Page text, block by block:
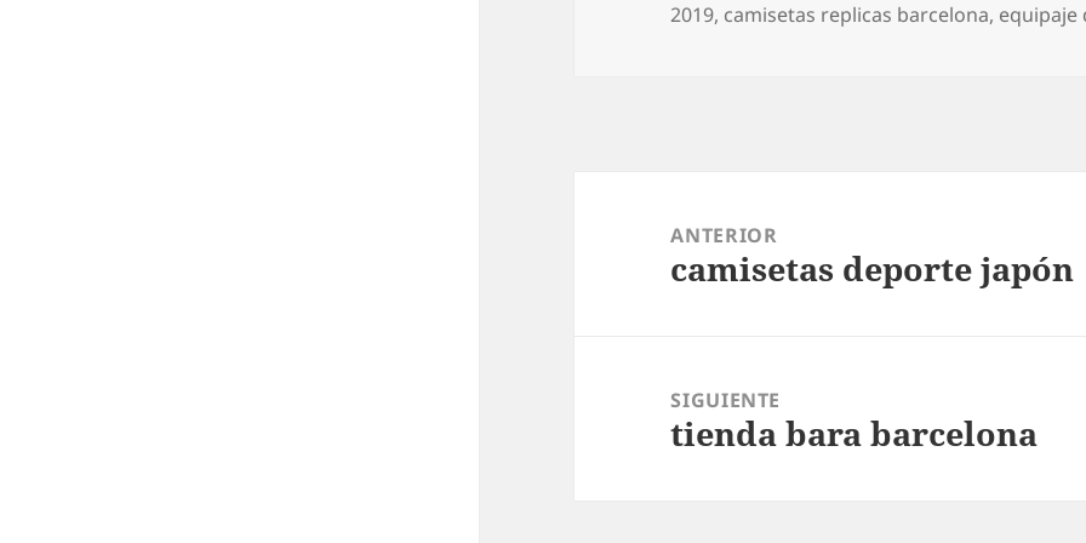
el
2019, camisetas replicas barcelona, equipaje
entradas
ANTERIOR
Entrada
camisetas deporte japón
SIGUIENTE
Entrada
tienda bara barcelona